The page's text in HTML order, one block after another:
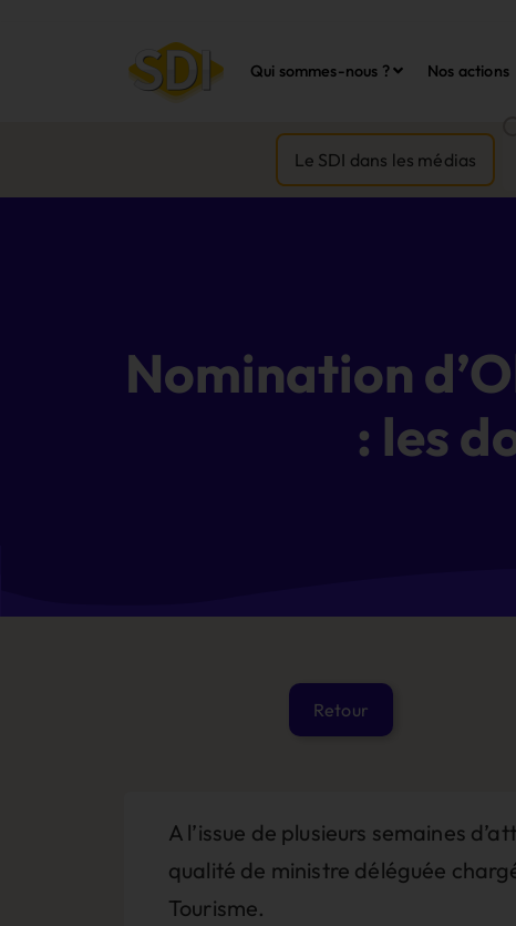
Qui sommes-nous ? Nos actions
Le SDI dans les médias
Nomination
: les
A l’issue de plusieurs semaines
qualité de ministre déléguée
Tourisme.